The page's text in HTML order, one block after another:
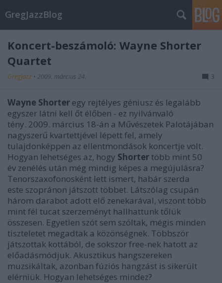
GregJazzBlog
Koncert-beszámoló: Wayne Shorter
Quartet
GregJazz • 2009. március 24. 3
Wayne Shorter egy rejtélyes géniusz és legalább
egyszer látni kell őt élőben - ez nyilvánvaló
tény. 2009. március 18-án a Művészetek Palotájában
nagyszerű kvartettjével lépett fel, amely
tulajdonképpen az ellentmondások koncertje volt.
Hogyan lehetséges az, hogy Shorter több mint 50
év zenélés után még mindig képes a megújulásra?
Tenorszaxofonosként lett ismert, habár szerda
este szopránon játszott többet. Látszólag csupán
három darabot adott elő zenekarával, viszont több
mint fél tucat szerzeményt hallhattunk tőlük
összesen. Egyetlen szót sem szóltak, mégis minden
tiszteletet megadtak a közönségnek. Többször
játszottak kottából, de sokszor free-nek hatott az
előadásmódjuk. Akusztikus hangszereken
muzsikáltak, azonban fúziós hangzást is sikerült
elérniük. Hogyan lehetséges mindez?